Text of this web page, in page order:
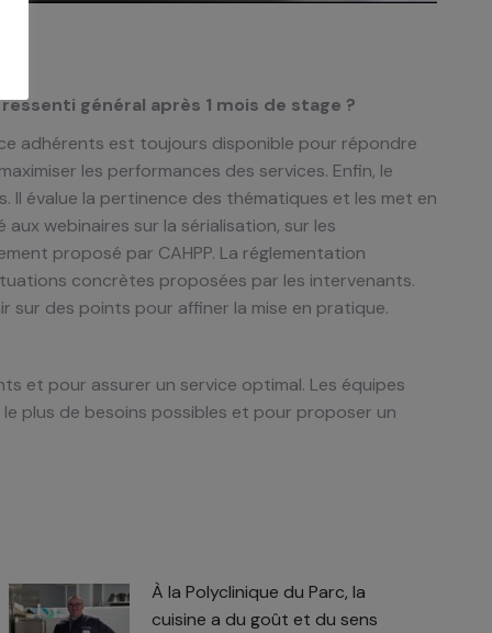
général après 1 mois de stage ?
adhérents est toujours disponible pour répondre
les performances des services. Enfin, le
évalue la pertinence des thématiques et les met en
webinaires sur la sérialisation, sur les
proposé par CAHPP. La réglementation
concrètes proposées par les intervenants.
des points pour affiner la mise en pratique.
et pour assurer un service optimal. Les équipes
le plus de besoins possibles et pour proposer un
À la Polyclinique du Parc, la
cuisine a du goût et du sens